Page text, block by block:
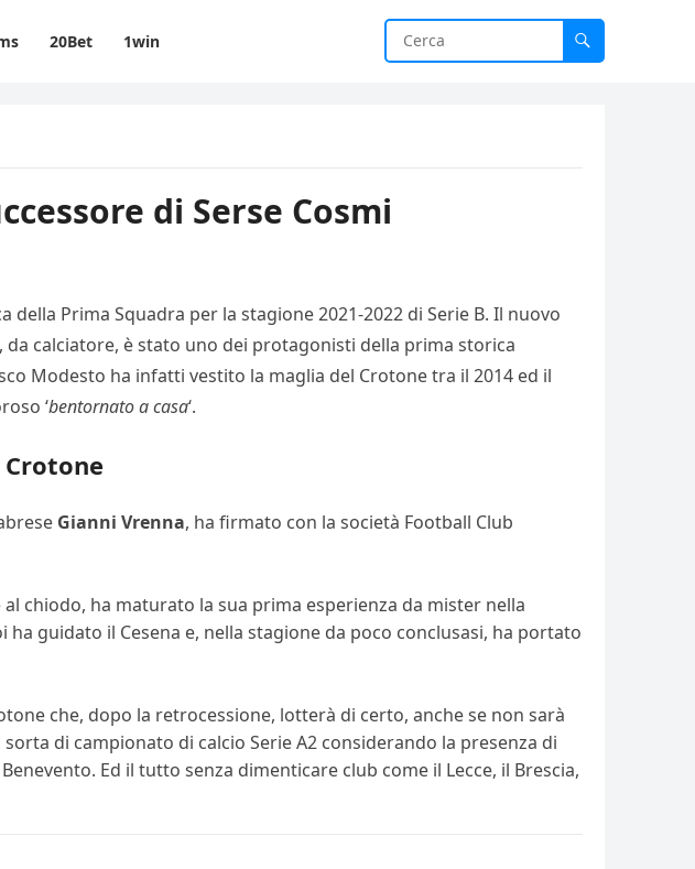
20Bet 1win
di Serse Cosmi
Prima Squadra per la stagione 2021-2022 di Serie B. Il nuovo
da calciatore, è stato uno dei protagonisti della prima storica
Modesto ha infatti vestito la maglia del Crotone tra il 2014 ed il
‘bentornato a casa‘.
Gianni Vrenna, ha firmato con la società Football Club
chiodo, ha maturato la sua prima esperienza da mister nella
guidato il Cesena e, nella stagione da poco conclusasi, ha portato
che, dopo la retrocessione, lotterà di certo, anche se non sarà
di campionato di calcio Serie A2 considerando la presenza di
Ed il tutto senza dimenticare club come il Lecce, il Brescia,